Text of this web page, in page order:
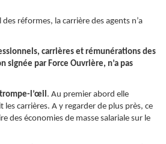
réformes, la carrière des agents n’a
carrières et rémunérations des
signée par Force Ouvrière, n’a pas
l’œil . Au premier abord elle
carrières. A y regarder de plus près, ce
des économies de masse salariale sur le